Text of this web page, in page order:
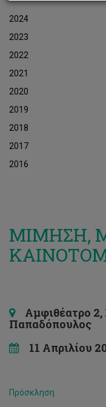
2024
2023
2022
2021
2020
2019
2018
2017
2016
ΜΙΜΗΣΗ,
Αμφιθέατρο 2,
Παπαδόπουλος
11 Απριλίου
Πρόσκληση